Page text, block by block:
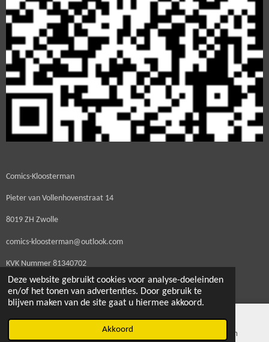
Deze website gebruikt cookies voor analyse-doeleinden
en/of het tonen van advertenties. Door gebruik te
blijven maken van de site gaat u hiermee akkoord.
Akkoord
Comics-Kloosterman
Pieter van Vollenhovenstraat 14
8019 ZH Zwolle
comics-kloosterman@outlook.com
KVK Nummer 81340702
BTW Nummer NL003560725B20
Kaart Instagram